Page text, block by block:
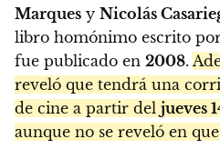
Marques y Nicolás
libro homónimo escrito
fue publicado en 2008.
reveló que tendrá una
de cine a partir del jueves
aunque no se reveló en que